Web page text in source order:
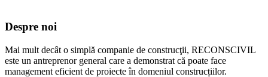
Despre noi
Mai mult decât o simplă companie de construcţii, RECONSCIVIL
este un antreprenor general care a demonstrat că poate face
management eficient de proiecte în domeniul construcțiilor.